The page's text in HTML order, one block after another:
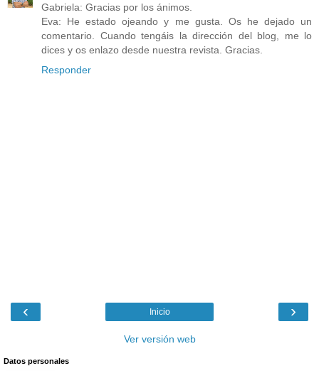
Gabriela: Gracias por los ánimos.
Eva: He estado ojeando y me gusta. Os he dejado un
comentario. Cuando tengáis la dirección del blog, me lo
dices y os enlazo desde nuestra revista. Gracias.
Responder
‹ ›
Inicio
Ver versión web
Datos personales